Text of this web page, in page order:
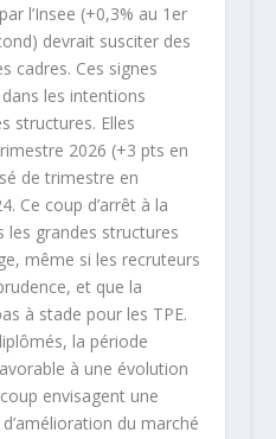
l’Insee (+0,3% au 1er
devrait susciter des
cadres. Ces signes
les intentions
structures. Elles
2026 (+3 pts en
de trimestre en
Ce coup d’arrêt à la
les grandes structures
même si les recruteurs
et que la
à stade pour les TPE.
la période
à une évolution
envisagent une
du marché